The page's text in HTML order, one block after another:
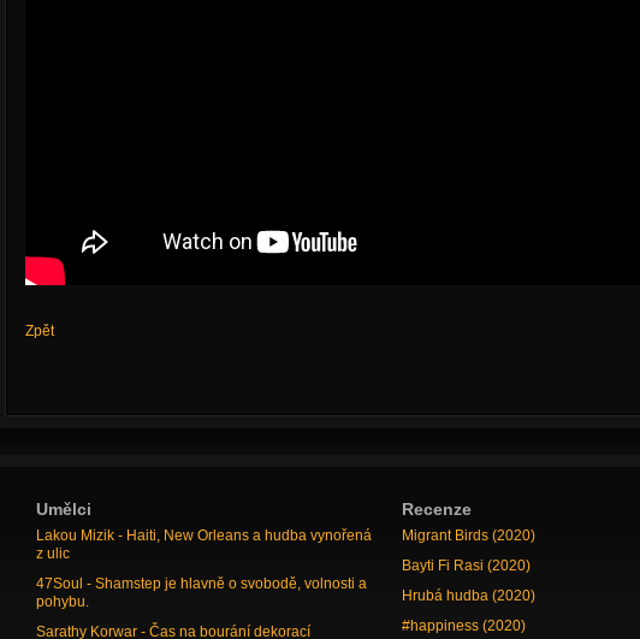
Zpět
Umělci
Lakou Mizik - Haiti, New Orleans a hudba vynořená
z ulic
47Soul - Shamstep je hlavně o svobodě, volnosti a
pohybu.
Sarathy Korwar - Čas na bourání dekorací
Recenze
Migrant Birds (2020)
Bayti Fi Rasi (2020)
Hrubá hudba (2020)
#happiness (2020)